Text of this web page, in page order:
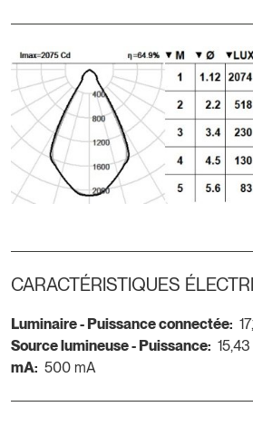
CARACTÉRISTIQUES
Luminaire - Puissance connectée:
Source lumineuse - Puissance:
mA: 500 mA